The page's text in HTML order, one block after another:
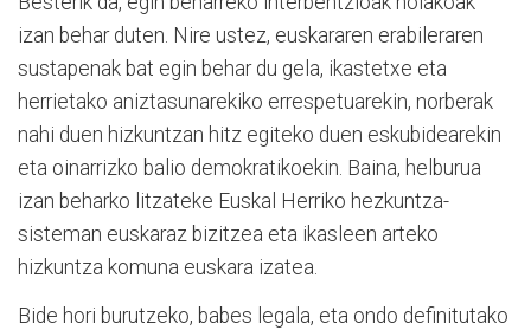
izan behar duten. Nire ustez, euskararen erabileraren
sustapenak bat egin behar du gela, ikastetxe eta
herrietako aniztasunarekiko errespetuarekin, norberak
nahi duen hizkuntzan hitz egiteko duen eskubidearekin
eta oinarrizko balio demokratikoekin. Baina, helburua
izan beharko litzateke Euskal Herriko hezkuntza-
sisteman euskaraz bizitzea eta ikasleen arteko
hizkuntza komuna euskara izatea.
Bide hori burutzeko, babes legala, eta ondo definitutako